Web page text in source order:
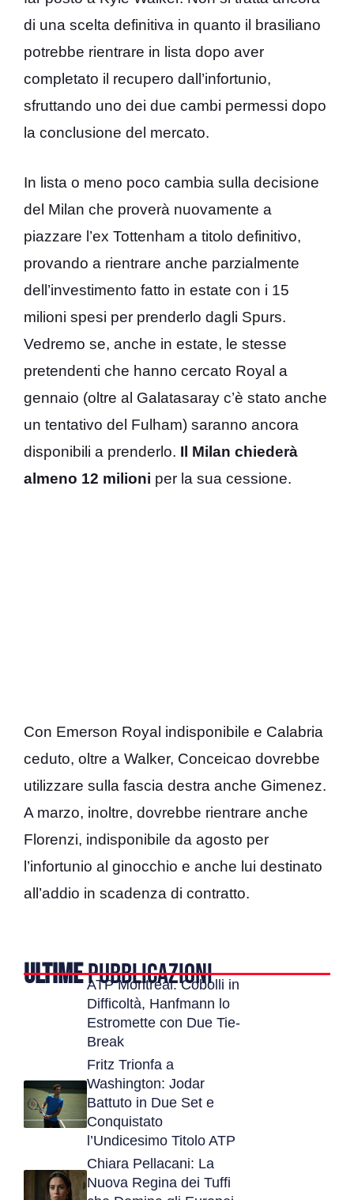
di una scelta definitiva in quanto il brasiliano
potrebbe rientrare in lista dopo aver
completato il recupero dall’infortunio,
sfruttando uno dei due cambi permessi dopo
la conclusione del mercato.
In lista o meno poco cambia sulla decisione
del Milan che proverà nuovamente a
piazzare l’ex Tottenham a titolo definitivo,
provando a rientrare anche parzialmente
dell’investimento fatto in estate con i 15
milioni spesi per prenderlo dagli Spurs.
Vedremo se, anche in estate, le stesse
pretendenti che hanno cercato Royal a
gennaio (oltre al Galatasaray c’è stato anche
un tentativo del Fulham) saranno ancora
disponibili a prenderlo. Il Milan chiederà
almeno 12 milioni per la sua cessione.
Con Emerson Royal indisponibile e Calabria
ceduto, oltre a Walker, Conceicao dovrebbe
utilizzare sulla fascia destra anche Gimenez.
A marzo, inoltre, dovrebbe rientrare anche
Florenzi, indisponibile da agosto per
l’infortunio al ginocchio e anche lui destinato
all’addio in scadenza di contratto.
ULTIMEPUBBLICAZIONI
ATP Montreal: Cobolli in
Difficoltà, Hanfmann lo
Estromette con Due Tie-
Break
Fritz Trionfa a
Washington: Jodar
Battuto in Due Set e
Conquistato
l’Undicesimo Titolo ATP
Chiara Pellacani: La
Nuova Regina dei Tuffi